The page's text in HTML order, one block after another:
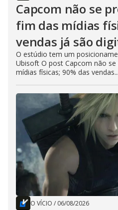
Capcom não se
fim das mídias
vendas já são
O estúdio tem um
Ubisoft O post Capcom não
mídias físicas; 90% das vendas...
O VÍCIO / 06/08/2026